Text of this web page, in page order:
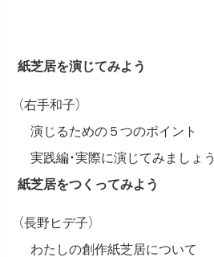
紙芝居を演じてみよう
（右手和子）
演じるための５つのポイント
実践編・実際に演じてみましょう
紙芝居をつくってみよう
（長野ヒデ子）
わたしの創作紙芝居について